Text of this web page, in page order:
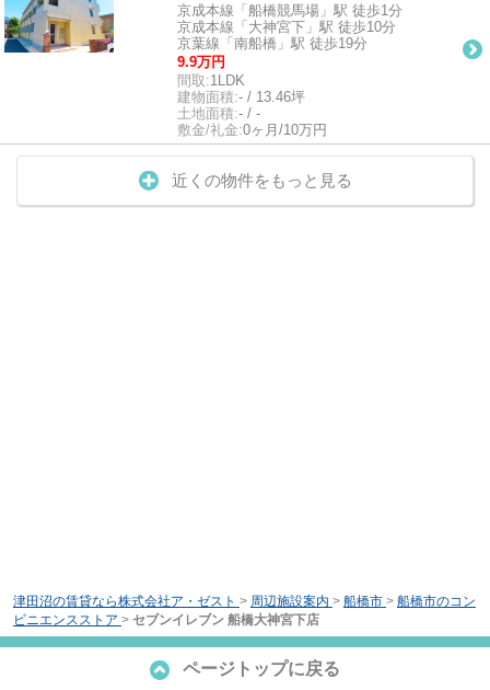
京成本線「船橋競馬場」駅 徒歩1分
京成本線「大神宮下」駅 徒歩10分
京葉線「南船橋」駅 徒歩19分
9.9万円
間取:1LDK
建物面積:- / 13.46坪
土地面積:- / -
敷金/礼金:0ヶ月/10万円
近くの物件をもっと見る
津田沼の賃貸なら株式会社ア・ゼスト > 周辺施設案内 > 船橋市 > 船橋市のコン
ビニエンスストア > セブンイレブン 船橋大神宮下店
ページトップに戻る